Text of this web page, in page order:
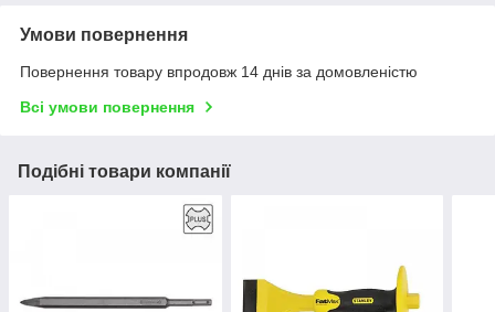
Умови повернення
Повернення товару впродовж 14 днів за домовленістю
Всі умови повернення
Подібні товари компанії